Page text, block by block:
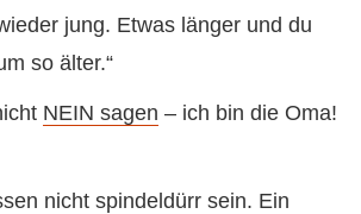
jung. Etwas länger und du
so älter.“
NEIN sagen – ich bin die Oma!
nicht spindeldürr sein. Ein